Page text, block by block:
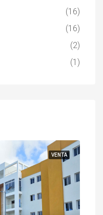
(16)
(16)
(2)
(1)
VENTA